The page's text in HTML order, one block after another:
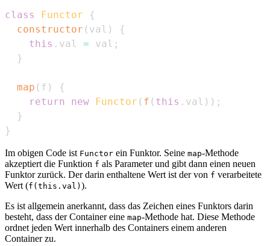
class Functor
{
constructor ( val )
{
this . val = val ;
}
map ( f )
{
return
new Functor ( f ( this . val ) ) ;
}
}
Im obigen Code ist Functor ein Funktor. Seine map-Methode
akzeptiert die Funktion f als Parameter und gibt dann einen neuen
Funktor zurück. Der darin enthaltene Wert ist der von f verarbeitete
Wert (f(this.val) ).
Es ist allgemein anerkannt, dass das Zeichen eines Funktors darin
besteht, dass der Container eine map-Methode hat. Diese Methode
ordnet jeden Wert innerhalb des Containers einem anderen
Container zu.